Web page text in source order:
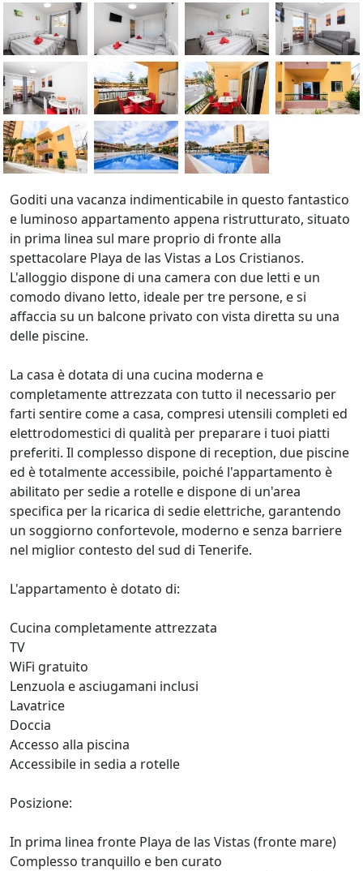
Goditi una vacanza indimenticabile in questo fantastico
e luminoso appartamento appena ristrutturato, situato
in prima linea sul mare proprio di fronte alla
spettacolare Playa de las Vistas a Los Cristianos.
L'alloggio dispone di una camera con due letti e un
comodo divano letto, ideale per tre persone, e si
affaccia su un balcone privato con vista diretta su una
delle piscine.
La casa è dotata di una cucina moderna e
completamente attrezzata con tutto il necessario per
farti sentire come a casa, compresi utensili completi ed
elettrodomestici di qualità per preparare i tuoi piatti
preferiti. Il complesso dispone di reception, due piscine
ed è totalmente accessibile, poiché l'appartamento è
abilitato per sedie a rotelle e dispone di un'area
specifica per la ricarica di sedie elettriche, garantendo
un soggiorno confortevole, moderno e senza barriere
nel miglior contesto del sud di Tenerife.
L'appartamento è dotato di:
Cucina completamente attrezzata
TV
WiFi gratuito
Lenzuola e asciugamani inclusi
Lavatrice
Doccia
Accesso alla piscina
Accessibile in sedia a rotelle
Posizione:
In prima linea fronte Playa de las Vistas (fronte mare)
Complesso tranquillo e ben curato